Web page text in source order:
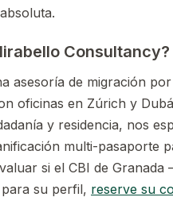
Consultancy?
asesoría de migración
oficinas en Zúrich y
y residencia, nos
multi-pasaporte
si el CBI de
su perfil, reserve su